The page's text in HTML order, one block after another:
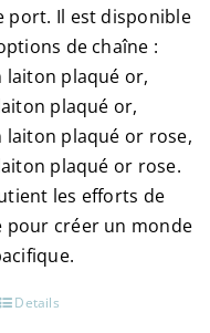
port. Il est disponible
de chaîne :
laiton plaqué or,
plaqué or,
laiton plaqué or rose,
plaqué or rose.
les efforts de
pour créer un monde
CeDetails